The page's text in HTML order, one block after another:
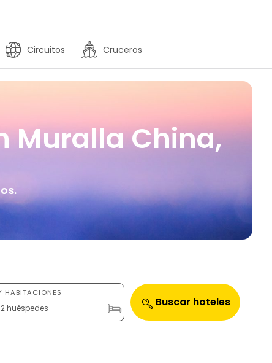
Circuitos Cruceros
Muralla China,
HABITACIONES
huéspedes Buscar hoteles